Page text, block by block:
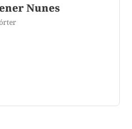
Nunes